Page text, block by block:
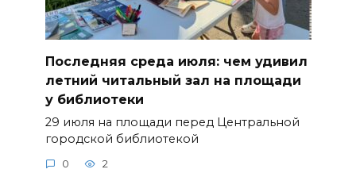
Последняя среда июля: чем удивил
летний читальный зал на площади
у библиотеки
29 июля на площади перед Центральной
городской библиотекой
0 2